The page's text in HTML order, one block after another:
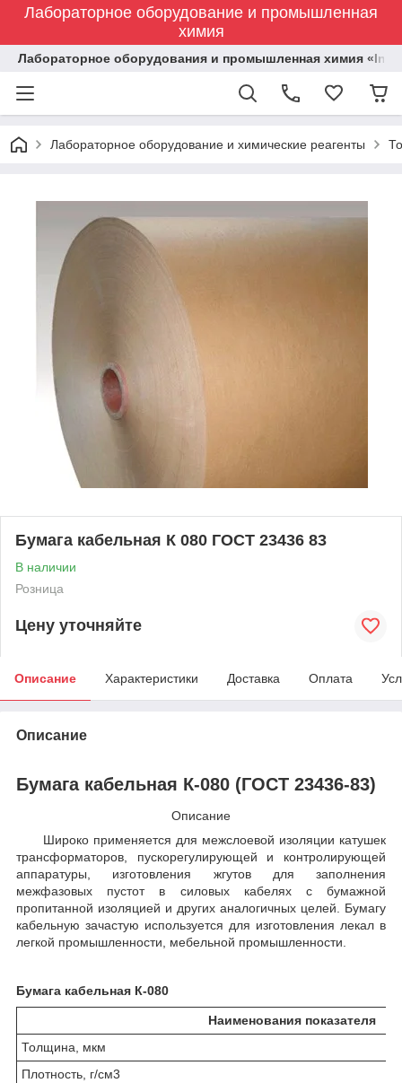
Лабораторное оборудование и промышленная
химия
Лабораторное оборудования и промышленная химия
Лабораторное оборудование и химические реагенты
Бумага кабельная К 080 ГОСТ 23436 83
В наличии
Розница
Цену уточняйте
Описание Характеристики Доставка Оплата
Описание
Бумага кабельная К-080 (ГОСТ 23436-83)
Описание
Широко применяется для межслоевой изоляции катушек
трансформаторов, пускорегулирующей и контролирующей
аппаратуры, изготовления жгутов для заполнения
межфазовых пустот в силовых кабелях с бумажной
пропитанной изоляцией и других аналогичных целей. Бумагу
кабельную зачастую используется для изготовления лекал в
легкой промышленности, мебельной промышленности.
Бумага кабельная К-080
Наименования показателя
Толщина, мкм
Плотность, г/см3